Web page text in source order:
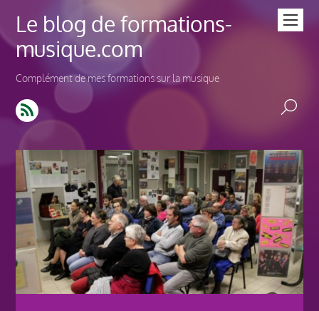
Le blog de formations-
musique.com
Complément de mes formations sur la musique